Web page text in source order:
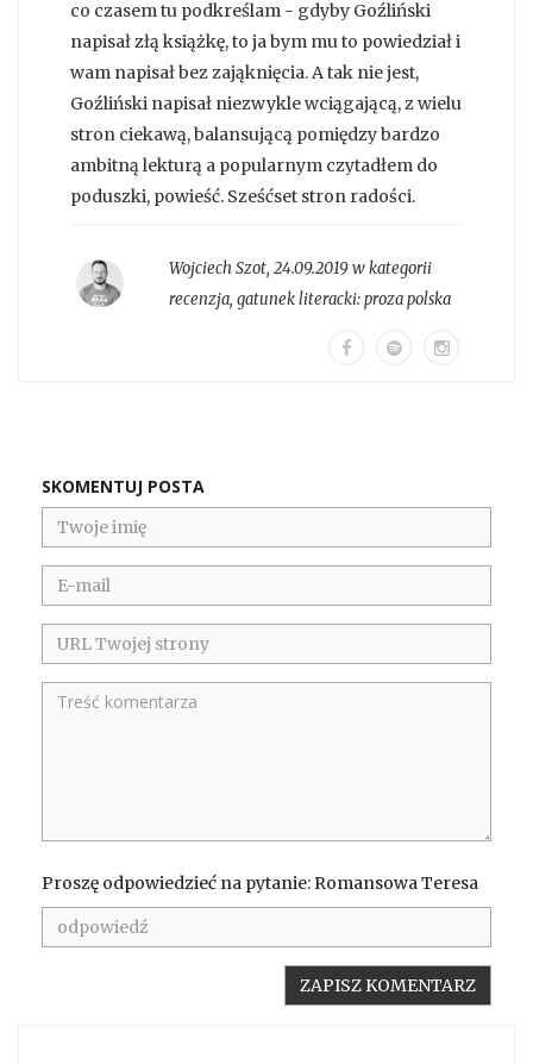
co czasem tu podkreślam - gdyby Goźliński
napisał złą książkę, to ja bym mu to powiedział i
wam napisał bez zająknięcia. A tak nie jest,
Goźliński napisał niezwykle wciągającą, z wielu
stron ciekawą, balansującą pomiędzy bardzo
ambitną lekturą a popularnym czytadłem do
poduszki, powieść. Sześćset stron radości.
Wojciech Szot, 24.09.2019 w kategorii
recenzja, gatunek literacki:proza polska
SKOMENTUJ POSTA
Proszę odpowiedzieć na pytanie: Romansowa Teresa